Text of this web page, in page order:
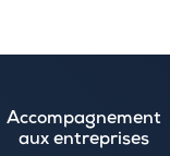
Accompagnement
aux entreprises